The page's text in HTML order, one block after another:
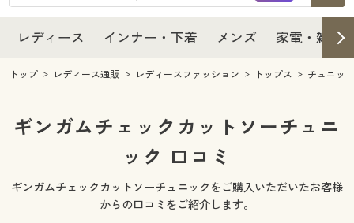
レディースファッション
女性下着
インナー・下着
インナー・下着通販すべて
女性下着
ジュニア・ティーンズ下着
メンズ
メンズ通販すべて
家電・雑貨
寝具・インテリア・家具
寝具・インテリア・家具通販すべて
レディース インナー・下着 メンズ 家電・雑貨
レディースファッション
インナー・下着通販すべて
ジュニア・ティーンズ下着
メンズ
キッチン・雑貨・日用品
寝具・インテリア・家具通販すべて
家具・収納
美容・健康通販すべて
制服・スクール
トップ レディース通販 レディースファッション トップス チュニッ
ギンガムチェックカットソーチュニ
ック 口コミ
ギンガムチェックカットソーチュニックをご購入いただいたお客様
からの口コミをご紹介します。